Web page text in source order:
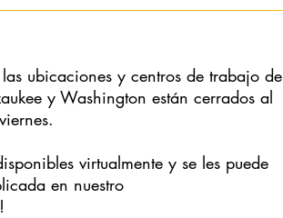
ubicaciones y centros de trabajo de
y Washington están cerrados al
virtualmente y se les puede
en nuestro